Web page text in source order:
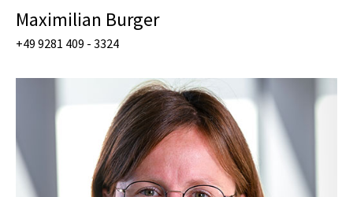
Maximilian Burger
+49 9281 409 - 3324